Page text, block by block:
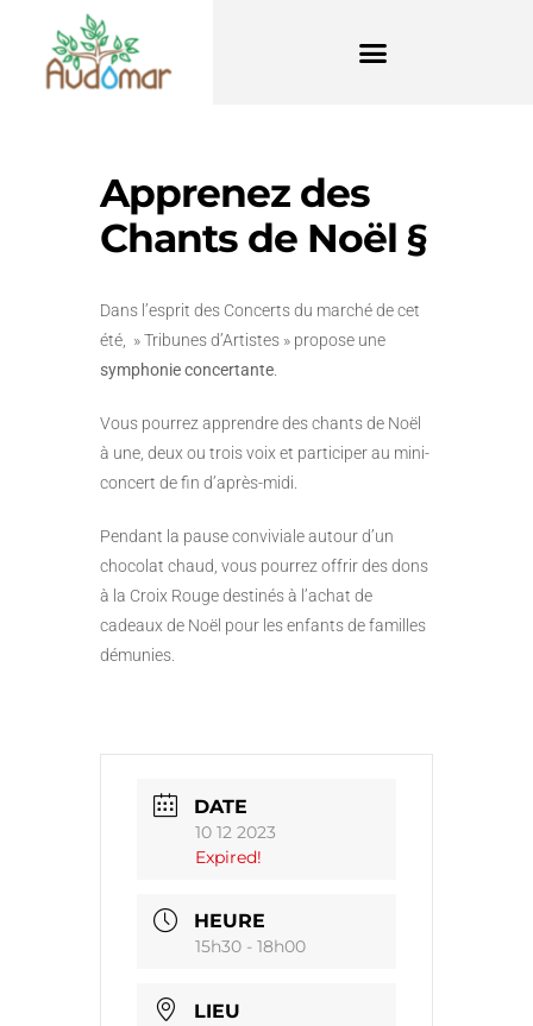
Apprenez des
Chants de Noël §
Dans l’esprit des Concerts du marché de cet
été, » Tribunes d’Artistes » propose une
symphonie concertante
Vous pourrez apprendre des chants de Noël
à une, deux ou trois voix et participer au mini-
concert de fin d’après-midi.
Pendant la pause conviviale autour d’un
chocolat chaud, vous pourrez offrir des dons
à la Croix Rouge destinés à l’achat de
cadeaux de Noël pour les enfants de familles
démunies.
DATE
10 12 2023
Expired!
HEURE
15h30 - 18h00
LIEU